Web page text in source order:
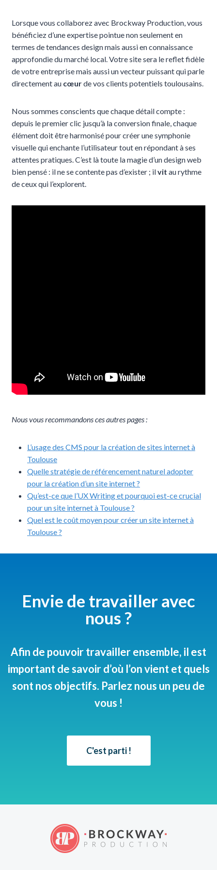
Lorsque vous collaborez avec Brockway Production, vous
bénéficiez d’une expertise pointue non seulement en
termes de tendances design mais aussi en connaissance
approfondie du marché local. Votre site sera le reflet fidèle
de votre entreprise mais aussi un vecteur puissant qui parle
directement au cœurde vos clients potentiels toulousains.
Nous sommes conscients que chaque détail compte :
depuis le premier clic jusqu’à la conversion finale, chaque
élément doit être harmonisé pour créer une symphonie
visuelle qui enchante l’utilisateur tout en répondant à ses
attentes pratiques. C’est là toute la magie d’un design web
bien pensé : il ne se contente pas d’exister ; ilvit au rythme
de ceux qui l’explorent.
Nous vous recommandons ces autres pages :
L’usage des CMS pour la création de sites internet à
Toulouse
Quelle stratégie de référencement naturel adopter
pour la création d’un site internet ?
Qu’est-ce que l’UX Writing et pourquoi est-ce crucial
pour un site internet à Toulouse ?
Quel est le coût moyen pour créer un site internet à
Toulouse ?
Envie de travailler avec
nous ?
Afin de pouvoir travailler ensemble, il est
important de savoir d’où l’on vient et quels
sont nos objectifs. Parlez nous un peu de
vous !
C'est parti !